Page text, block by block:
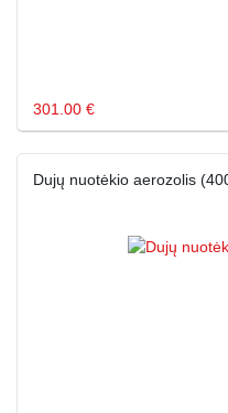
301.00 €
Dujų nuotėkio aerozolis